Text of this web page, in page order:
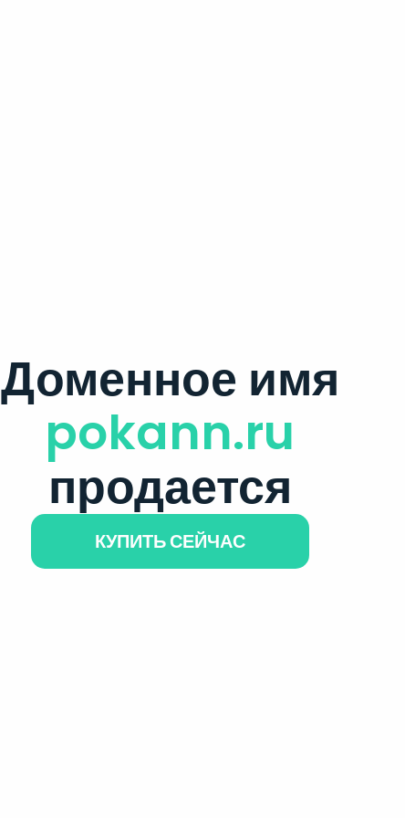
Доменное имя
pokann.ru
продается
КУПИТЬ СЕЙЧАС